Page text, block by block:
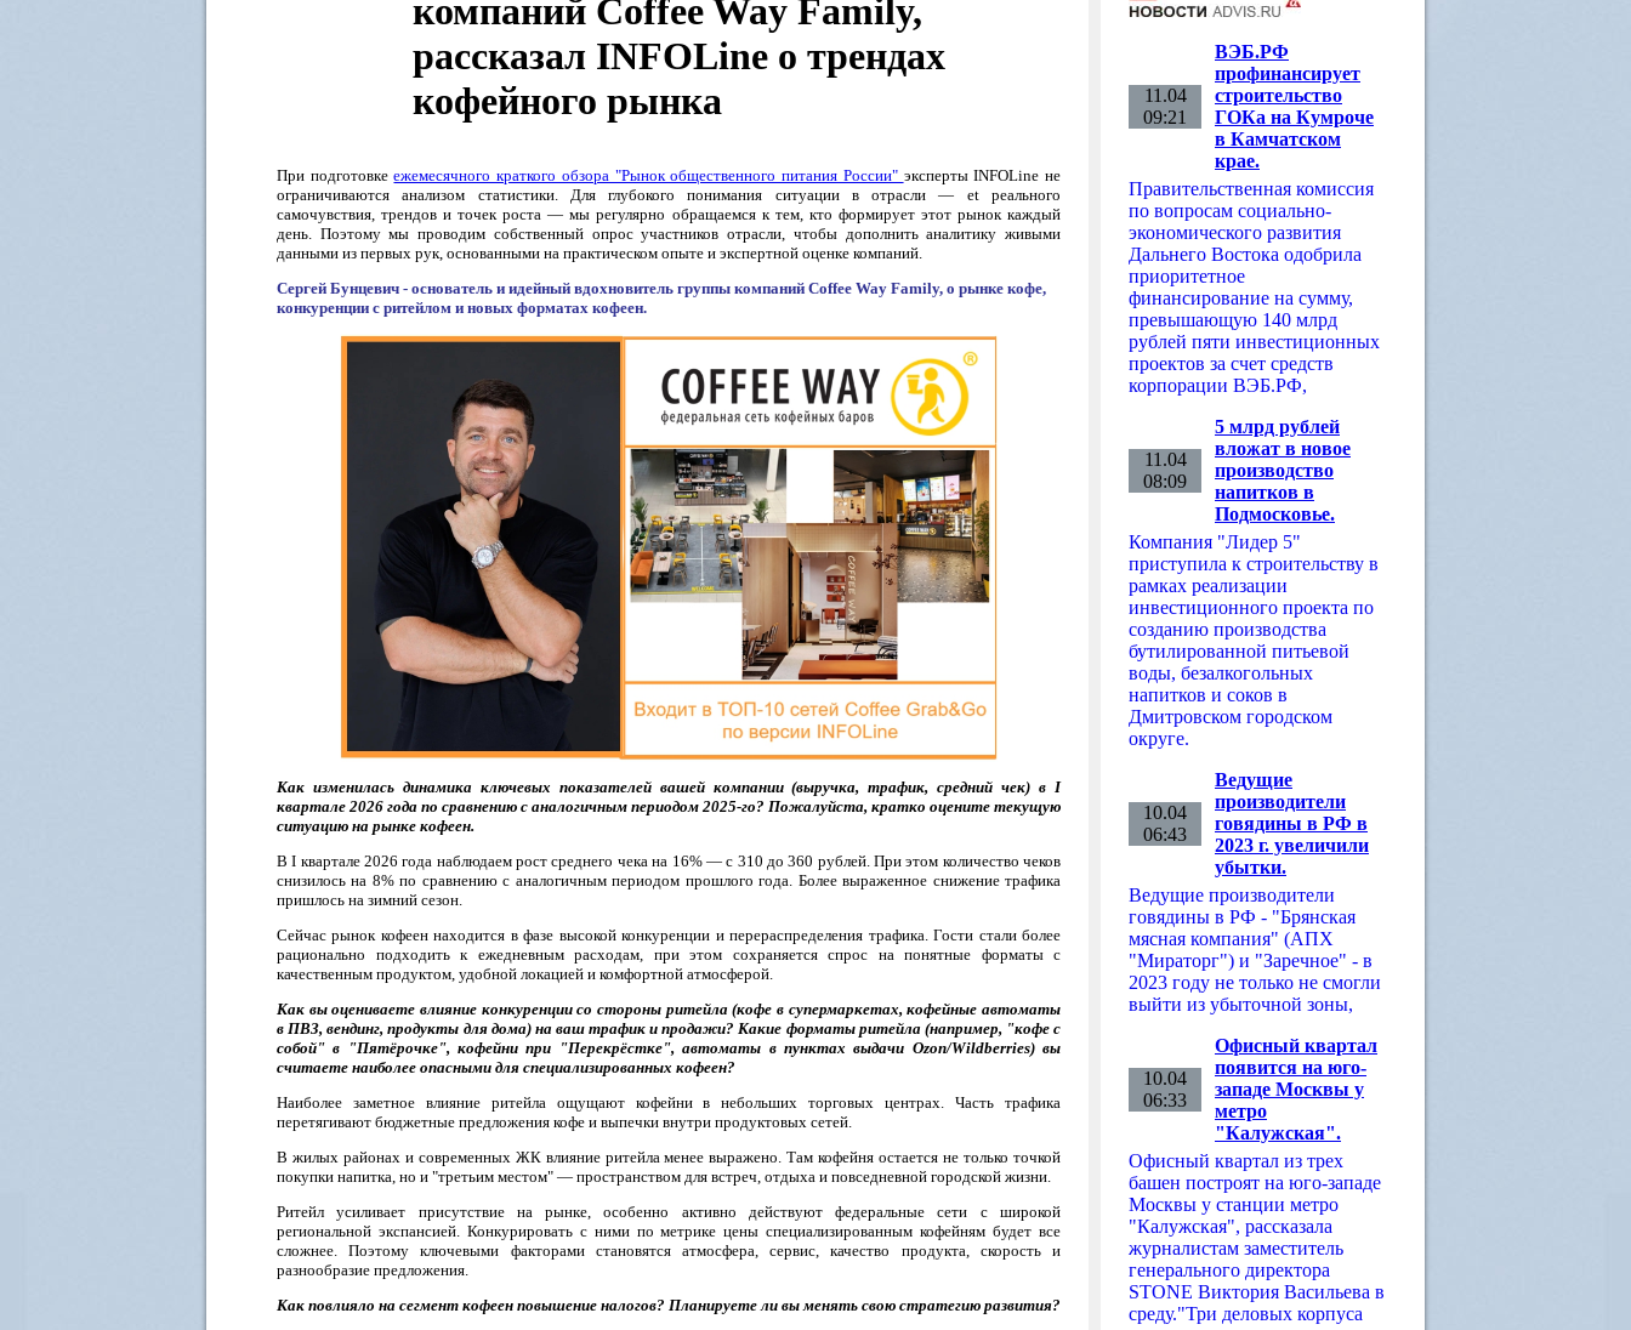
компаний Coffee Way Family,
рассказал INFOLine о трендах
кофейного рынка
При подготовкеежемесячного краткого обзора "Рынок общественного питания России" эксперты INFOLine не
ограничиваются анализом статистики. Для глубокого понимания ситуации в отрасли — еt реального
самочувствия, трендов и точек роста — мы регулярно обращаемся к тем, кто формирует этот рынок каждый
день. Поэтому мы проводим собственный опрос участников отрасли, чтобы дополнить аналитику живыми
данными из первых рук, основанными на практическом опыте и экспертной оценке компаний.
Сергей Бунцевич - основатель и идейный вдохновитель группы компаний Coffee Way Family, о рынке кофе,
конкуренции с ритейлом и новых форматах кофеен.
Как изменилась динамика ключевых показателей вашей компании (выручка, трафик, средний чек) в I
квартале 2026 года по сравнению с аналогичным периодом 2025-го? Пожалуйста, кратко оцените текущую
ситуацию на рынке кофеен.
В I квартале 2026 года наблюдаем рост среднего чека на 16% — с 310 до 360 рублей. При этом количество чеков
снизилось на 8% по сравнению с аналогичным периодом прошлого года. Более выраженное снижение трафика
пришлось на зимний сезон.
Сейчас рынок кофеен находится в фазе высокой конкуренции и перераспределения трафика. Гости стали более
рационально подходить к ежедневным расходам, при этом сохраняется спрос на понятные форматы с
качественным продуктом, удобной локацией и комфортной атмосферой.
Как вы оцениваете влияние конкуренции со стороны ритейла (кофе в супермаркетах, кофейные автоматы
в ПВЗ, вендинг, продукты для дома) на ваш трафик и продажи? Какие форматы ритейла (например, "кофе с
собой" в "Пятёрочке", кофейни при "Перекрёстке", автоматы в пунктах выдачи Ozon/Wildberries) вы
считаете наиболее опасными для специализированных кофеен?
Наиболее заметное влияние ритейла ощущают кофейни в небольших торговых центрах. Часть трафика
перетягивают бюджетные предложения кофе и выпечки внутри продуктовых сетей.
В жилых районах и современных ЖК влияние ритейла менее выражено. Там кофейня остается не только точкой
покупки напитка, но и "третьим местом" — пространством для встреч, отдыха и повседневной городской жизни.
Ритейл усиливает присутствие на рынке, особенно активно действуют федеральные сети с широкой
региональной экспансией. Конкурировать с ними по метрике цены специализированным кофейням будет все
сложнее. Поэтому ключевыми факторами становятся атмосфера, сервис, качество продукта, скорость и
разнообразие предложения.
Как повлияло на сегмент кофеен повышение налогов? Планируете ли вы менять свою стратегию развития?
11.04
09:21
ВЭБ.РФ
профинансирует
строительство
ГОКа на Кумроче
в Камчатском
крае.
Правительственная комиссия
по вопросам социально-
экономического развития
Дальнего Востока одобрила
приоритетное
финансирование на сумму,
превышающую 140 млрд
рублей пяти инвестиционных
проектов за счет средств
корпорации ВЭБ.РФ,
11.04
08:09
5 млрд рублей
вложат в новое
производство
напитков в
Подмосковье.
Компания "Лидер 5"
приступила к строительству в
рамках реализации
инвестиционного проекта по
созданию производства
бутилированной питьевой
воды, безалкогольных
напитков и соков в
Дмитровском городском
округе.
10.04
06:43
Ведущие
производители
говядины в РФ в
2023 г. увеличили
убытки.
Ведущие производители
говядины в РФ - "Брянская
мясная компания" (АПХ
"Мираторг") и "Заречное" - в
2023 году не только не смогли
выйти из убыточной зоны,
10.04
06:33
Офисный квартал
появится на юго-
западе Москвы у
метро
"Калужская".
Офисный квартал из трех
башен построят на юго-западе
Москвы у станции метро
"Калужская", рассказала
журналистам заместитель
генерального директора
STONE Виктория Васильева в
среду."Три деловых корпуса